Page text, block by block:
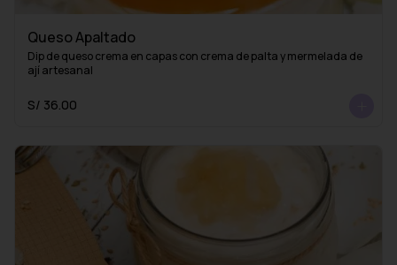
Queso Apaltado
Dip de queso crema en capas con crema de palta y mermelada de
ají artesanal
S/ 36.00